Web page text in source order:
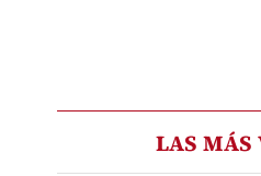
LAS MÁS